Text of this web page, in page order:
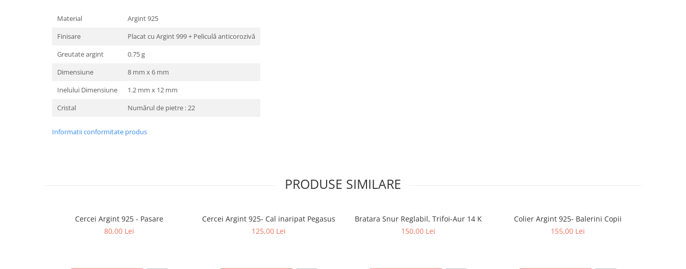
Material
Argint 925
Finisare
Placat cu Argint 999 + Peliculă anticorozivă
Greutate argint
0.75 g
Dimensiune
8 mm x 6 mm
Inelului Dimensiune
1.2 mm x 12 mm
Cristal
Numărul de pietre : 22
Informatii conformitate produs
PRODUSE SIMILARE
Cercei Argint 925 - Pasare
80,00 Lei
Cercei Argint 925- Cal inaripat Pegasus
125,00 Lei
Bratara Snur Reglabil, Trifoi-Aur 14 K
150,00 Lei
Colier Argint 925- Balerini Copii
155,00 Lei